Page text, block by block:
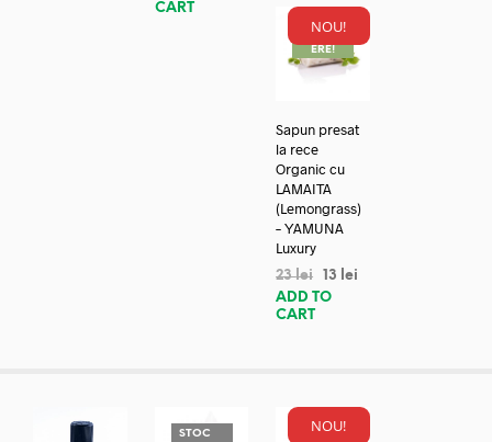
CART
NOU!
REDUC
ERE!
Sapun presat
la rece
Organic cu
LAMAITA
(Lemongrass)
– YAMUNA
Luxury
23lei 13
lei
ADD TO
CART
STOC
NOU!
REDUC